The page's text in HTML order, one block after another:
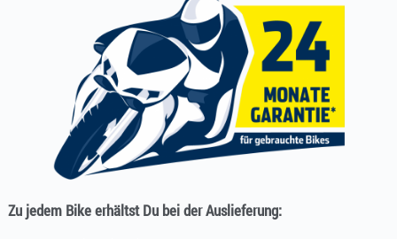
Zu jedem Bike erhältst Du bei der Auslieferung: